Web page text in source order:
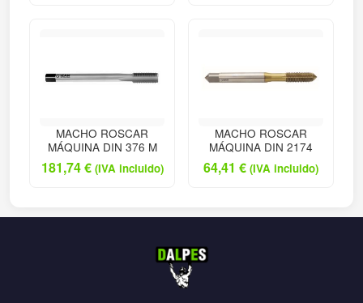
MACHO ROSCAR
MÁQUINA DIN 376 M
181,74€ (IVA incluido)
MACHO ROSCAR
MÁQUINA DIN 2174
64,41 € (IVA incluido)